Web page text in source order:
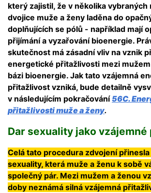
který zajistil, že v několika vybraných
dvojice muže a ženy laděna do
doplňujících se pólů - například mají
přijímání a vyzařování bioenergie.
skutečnost má zásadní vliv na vznik
energetické přitažlivosti mezi
bázi bioenergie. Jak tato vzájemná
přitažlivost vzniká, bude detailně
v následujícím pokračování56C.
přitažlivosti muže a ženy.
Dar sexuality jako
Celá tato procedura zdvojení
sexuality, která muže a ženu k sobě
společný pár. Mezi mužem a ženou
doby neznámá silná vzájemná